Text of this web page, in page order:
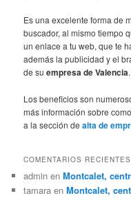
Es una excelente forma de
buscador, al mismo tiempo
un enlace a tu web, que te
además la publicidad y el
de suempresa de Valencia.
Los beneficios son
más información sobre
a la sección dealta de
COMENTARIOS RECIENTES
admin enMontcalet,
tamara enMontcalet,